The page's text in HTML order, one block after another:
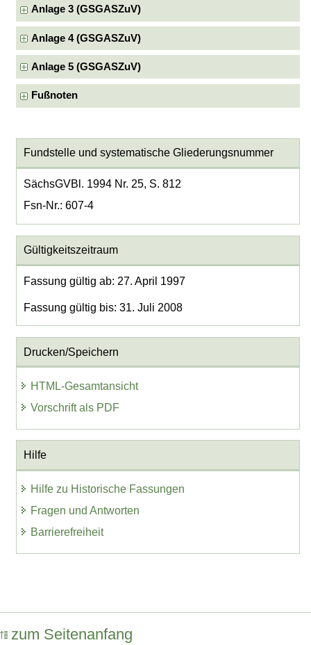
Anlage 3 (GSGASZuV)
Anlage 4 (GSGASZuV)
Anlage 5 (GSGASZuV)
Fußnoten
Fundstelle und systematische Gliederungsnummer
SächsGVBl. 1994 Nr. 25, S. 812
Fsn-Nr.: 607-4
Gültigkeitszeitraum
Fassung gültig ab: 27. April 1997
Fassung gültig bis: 31. Juli 2008
Drucken/Speichern
HTML-Gesamtansicht
Vorschrift als PDF
Hilfe
Hilfe zu Historische Fassungen
Fragen und Antworten
Barrierefreiheit
zum Seitenanfang